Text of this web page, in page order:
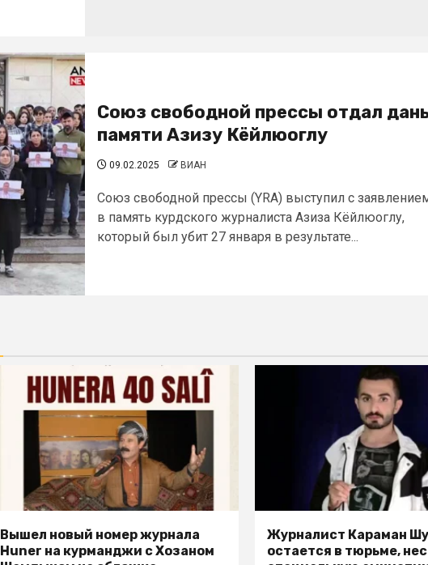
Союз свободной прессы отдал
памяти Азизу Кёйлюоглу
09.02.2025 ВИАН
Союз свободной прессы (YRA) выступил с
в память курдского журналиста Азиза Кёйлюоглу,
который был убит 27 января в результате...
Вышел новый номер журнала
Huner на курманджи с Хозаном
Журналист Караман
остается в тюрьме,